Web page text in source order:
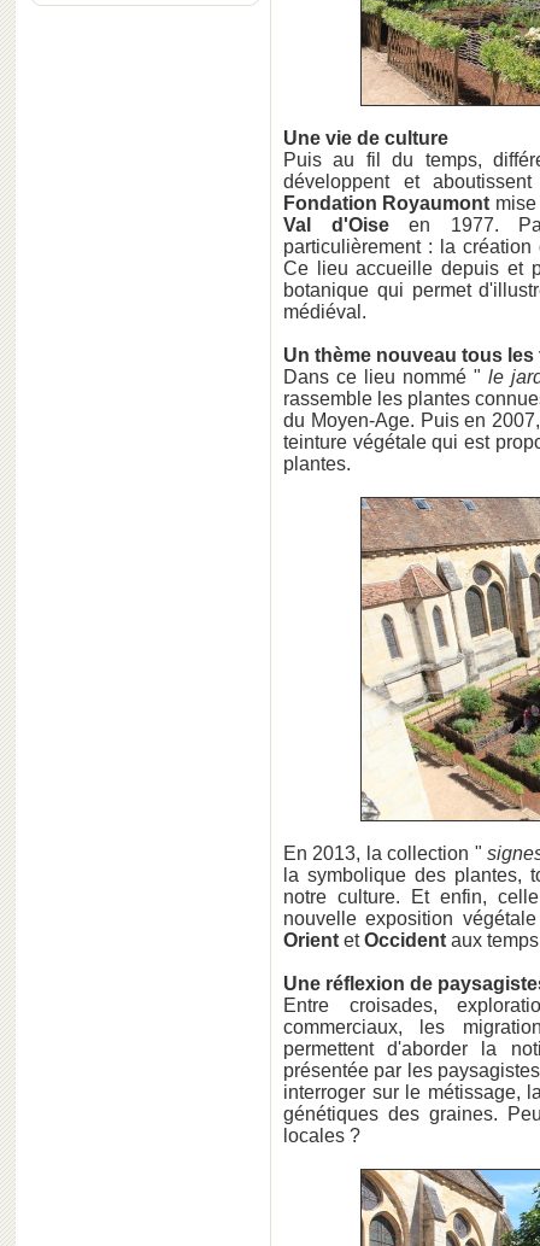
Une vie de culture
Puis au fil du temps,
développent et
Fondation Royaumont
Val d'Oiseen 1977.
particulièrement : la
Ce lieu accueille depuis et
botanique qui permet
médiéval.
Un thème nouveau tous les
Dans ce lieu nommé " le
rassemble les plantes
du Moyen-Age. Puis en
teinture végétale qui est
plantes.
En 2013, la collection "
la symbolique des plantes,
notre culture. Et enfin,
nouvelle exposition
Orient etOccident aux
Une réflexion de
Entre croisades,
commerciaux, les
permettent d'aborder la
présentée par les
interroger sur le métissage,
génétiques des graines.
locales ?